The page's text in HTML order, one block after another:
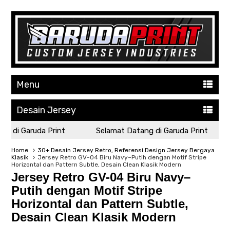
Menu
Desain Jersey
Garuda Print Selamat Datang di Garuda Print
Home
30+ Desain Jersey Retro, Referensi Design Jersey Bergaya
Klasik
Jersey Retro GV-04 Biru Navy–Putih dengan Motif Stripe
Horizontal dan Pattern Subtle, Desain Clean Klasik Modern
Jersey Retro GV-04 Biru Navy–
Putih dengan Motif Stripe
Horizontal dan Pattern Subtle,
Desain Clean Klasik Modern